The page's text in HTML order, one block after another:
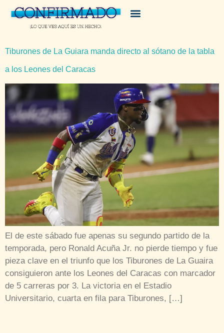
Tiburones de La Guiara manda directo al sótano de la tabla
a los Leones del Caracas
El de este sábado fue apenas su segundo partido de la
temporada, pero Ronald Acuña Jr. no pierde tiempo y fue
pieza clave en el triunfo que los Tiburones de La Guaira
consiguieron ante los Leones del Caracas con marcador
de 5 carreras por 3. La victoria en el Estadio
Universitario, cuarta en fila para Tiburones, […]